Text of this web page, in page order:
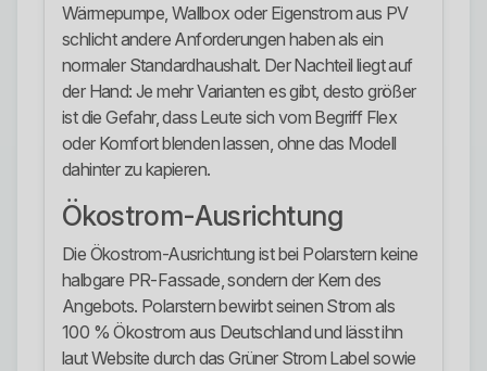
Wärmepumpe, Wallbox oder Eigenstrom aus PV
schlicht andere Anforderungen haben als ein
normaler Standardhaushalt. Der Nachteil liegt auf
der Hand: Je mehr Varianten es gibt, desto größer
ist die Gefahr, dass Leute sich vom Begriff Flex
oder Komfort blenden lassen, ohne das Modell
dahinter zu kapieren.
Ökostrom-Ausrichtung
Die Ökostrom-Ausrichtung ist bei Polarstern keine
halbgare PR-Fassade, sondern der Kern des
Angebots. Polarstern bewirbt seinen Strom als
100 % Ökostrom aus Deutschland und lässt ihn
laut Website durch das Grüner Strom Label sowie